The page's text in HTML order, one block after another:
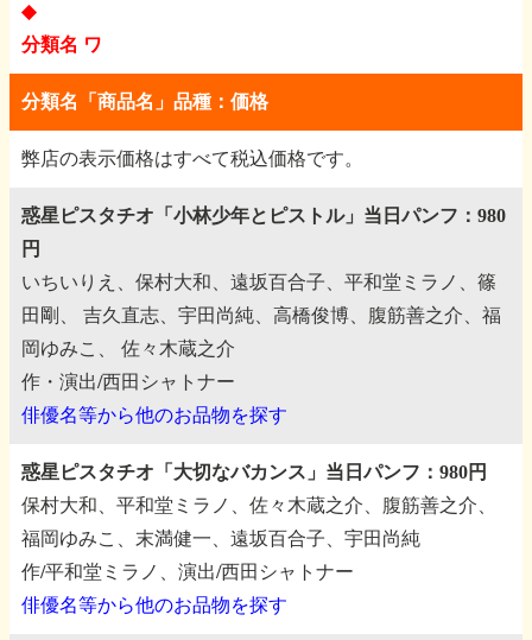
◆
分類名 ワ
分類名「商品名」品種：価格
弊店の表示価格はすべて税込価格です。
惑星ピスタチオ「小林少年とピストル」当日パンフ：980
円
いちいりえ、保村大和、遠坂百合子、平和堂ミラノ、篠
田剛、
吉久直志、宇田尚純、高橋俊博、腹筋善之介、福
岡ゆみこ、
佐々木蔵之介
作・演出/西田シャトナー
俳優名等から他のお品物を探す
惑星ピスタチオ「大切なバカンス」当日パンフ：980円
保村大和、平和堂ミラノ、佐々木蔵之介、腹筋善之介、
福岡ゆみこ、末満健一、遠坂百合子、宇田尚純
作/平和堂ミラノ、演出/西田シャトナー
俳優名等から他のお品物を探す